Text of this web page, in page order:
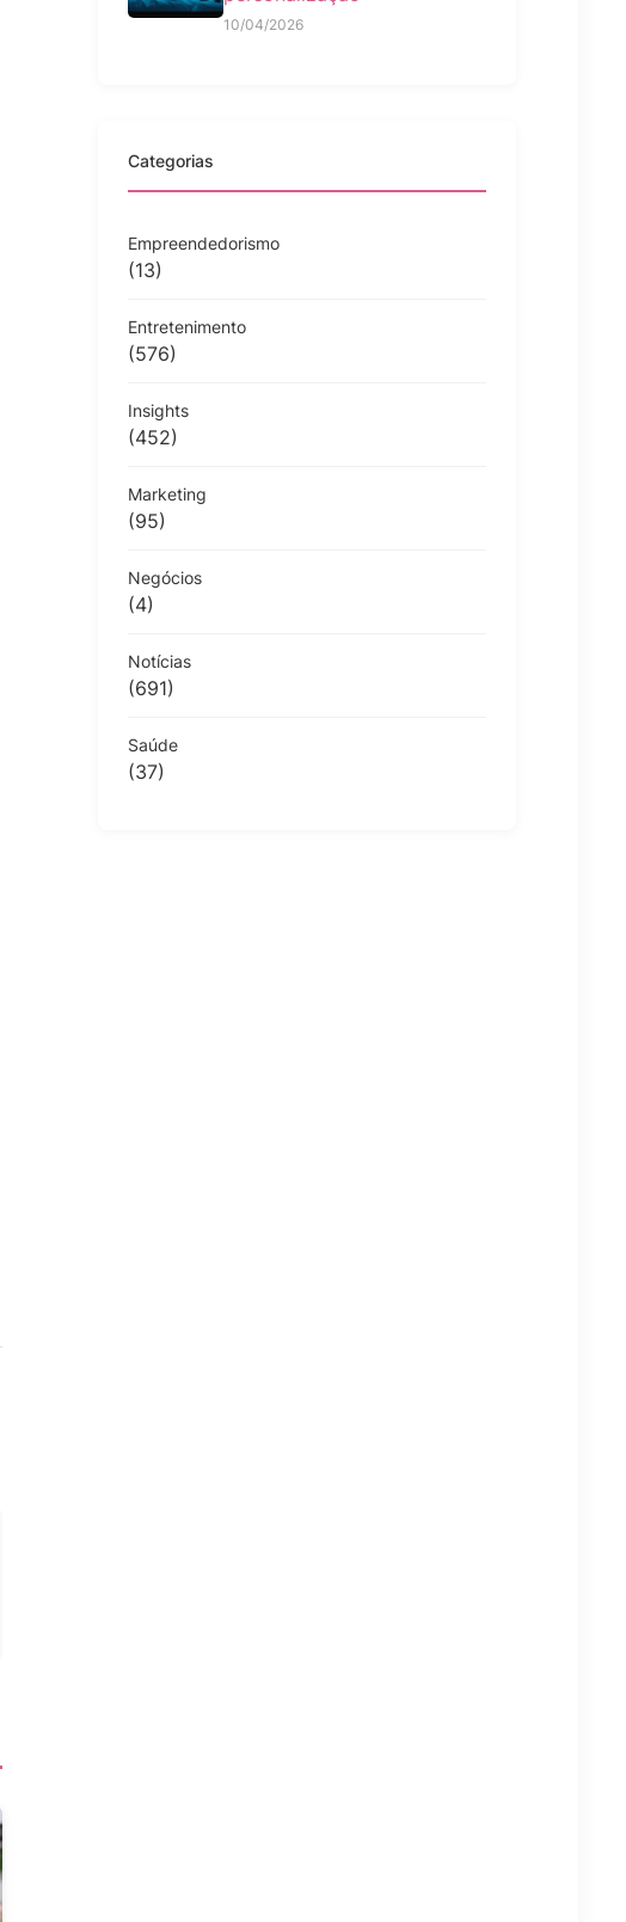
10/04/2026
Categorias
Empreendedorismo
(13)
Entretenimento
(576)
Insights
(452)
Marketing
(95)
Negócios
(4)
Notícias
(691)
Saúde
(37)